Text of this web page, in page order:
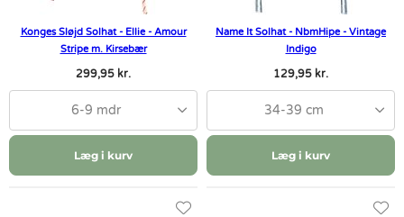
Konges Sløjd Solhat - Ellie - Amour
Stripe m. Kirsebær
299,95 kr.
6-9 mdr
Læg i kurv
Name It Solhat - NbmHipe - Vintage
Indigo
129,95 kr.
34-39 cm
Læg i kurv